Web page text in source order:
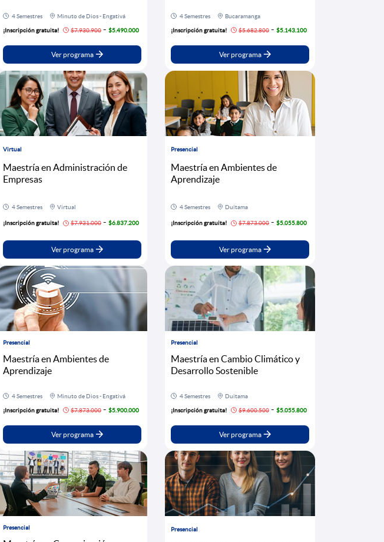
4 Semestres Minuto de Dios - Engativá
¡Inscripción gratuita! $7.930.900 - $5.490.000
Ver programa
4 Semestres Bucaramanga
¡Inscripción gratuita! $5.682.800 - $5.143.100
Ver programa
Virtual
Maestría en Administración de
Empresas
4 Semestres Virtual
¡Inscripción gratuita! $7.931.000 - $6.837.200
Ver programa
Presencial
Maestría en Ambientes de
Aprendizaje
4 Semestres Duitama
¡Inscripción gratuita! $7.873.000 - $5.055.800
Ver programa
Presencial
Maestría en Ambientes de
Aprendizaje
4 Semestres Minuto de Dios - Engativá
¡Inscripción gratuita! $7.873.000 - $5.900.000
Ver programa
Presencial
Maestría en Cambio Climático y
Desarrollo Sostenible
4 Semestres Duitama
¡Inscripción gratuita! $9.600.500 - $5.055.800
Ver programa
Presencial Presencial